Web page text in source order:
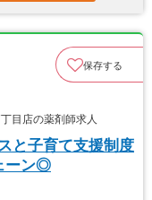
保存する
目店の薬剤師求人
と子育て支援制度
ーン◎